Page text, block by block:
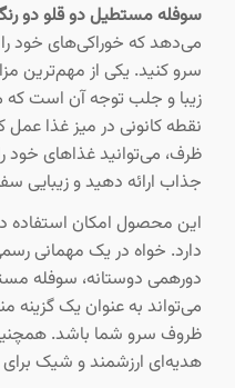
سوفله مستطیل دو قلو دو
می‌دهد که خوراکی‌های خود
سرو کنید. یکی از مهم‌ترین
زیبا و جلب توجه آن است که
نقطه کانونی در میز غذا عمل
ظرف، می‌توانید غذاهای خود
جذاب ارائه دهید و زیبایی
این محصول امکان استفاده
دارد. خواه در یک مهمانی
دورهمی دوستانه، سوفله
می‌تواند به عنوان یک گزینه
ظروف سرو شما باشد.
هدیه‌ای ارزشمند و شیک